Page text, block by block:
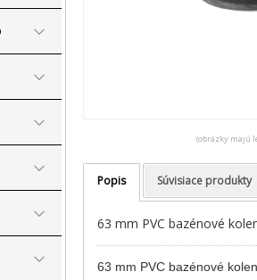
(obrázky majú
Popis Súvisiace produkty
63 mm PVC bazénové
63 mm PVC bazénové